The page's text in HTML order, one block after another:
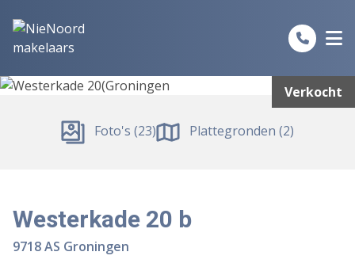
Verkocht
Foto's (23) Plattegronden (2)
Westerkade 20 b
9718 AS Groningen